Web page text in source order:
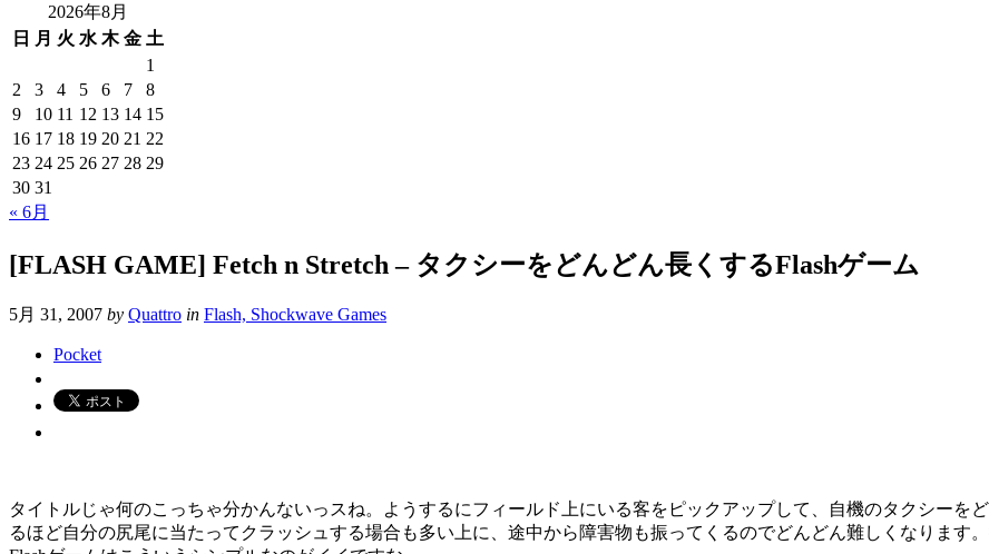
2026年8月
日
月 火 水 木 金 土
1
2
3 4 5 6 7
8
9
10 11 12 13 14 15
16 17 18 19 20 21 22
23 24 25 26 27 28 29
30 31
« 6月
[FLASH GAME] Fetch n Stretch – タクシーをどんどん長くするFlashゲーム
5月 31, 2007 by Quattro in Flash, Shockwave Games
Pocket
タイトルじゃ何のこっちゃ分かんないっスね。ようするにフィールド上にいる客をピックアップして、自機のタクシーを
るほど自分の尻尾に当たってクラッシュする場合も多い上に、途中から障害物も振ってくるのでどんどん難しくなります